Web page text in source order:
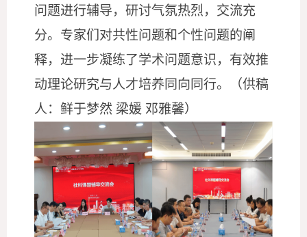
问题进行辅导，研讨气氛热烈，交流充
分。专家们对共性问题和个性问题的阐
释，进一步凝练了学术问题意识，有效推
动理论研究与人才培养同向同行。（供稿
人：鲜于梦然 梁媛 邓雅馨）